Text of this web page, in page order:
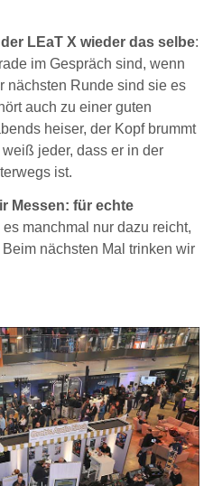
LEaT X wieder das selbe:
im Gespräch sind, wenn
nächsten Runde sind sie es
auch zu einer guten
heiser, der Kopf brummt
jeder, dass er in der
ist.
Messen: für echte
manchmal nur dazu reicht,
nächsten Mal trinken wir